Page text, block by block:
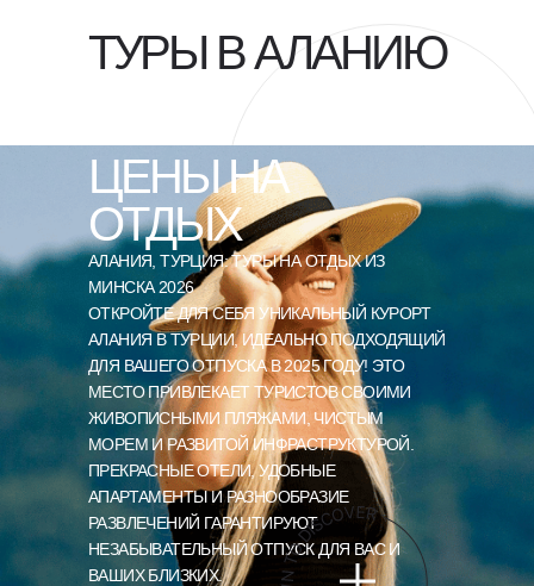
ТУРЫ В АЛАНИЮ
ЦЕНЫ НА
ОТДЫХ
АЛАНИЯ, ТУРЦИЯ: ТУРЫ НА ОТДЫХ ИЗ
МИНСКА 2026
ОТКРОЙТЕ ДЛЯ СЕБЯ УНИКАЛЬНЫЙ КУРОРТ
АЛАНИЯ В ТУРЦИИ, ИДЕАЛЬНО ПОДХОДЯЩИЙ
ДЛЯ ВАШЕГО ОТПУСКА В 2025 ГОДУ! ЭТО
МЕСТО ПРИВЛЕКАЕТ ТУРИСТОВ СВОИМИ
ЖИВОПИСНЫМИ ПЛЯЖАМИ, ЧИСТЫМ
МОРЕМ И РАЗВИТОЙ ИНФРАСТРУКТУРОЙ.
ПРЕКРАСНЫЕ ОТЕЛИ, УДОБНЫЕ
АПАРТАМЕНТЫ И РАЗНООБРАЗИЕ
РАЗВЛЕЧЕНИЙ ГАРАНТИРУЮТ
НЕЗАБЫВАТЕЛЬНЫЙ ОТПУСК ДЛЯ ВАС И
ВАШИХ БЛИЗКИХ.